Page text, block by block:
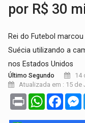
por R$ 30
Rei do Futebol
Suécia utilizando a
nos Estados Unidos
Último Segundo
14
Atualizada em : 15 de
Print WhatsApp